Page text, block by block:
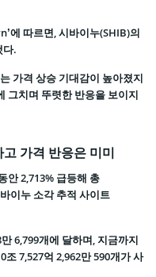
에 따르면, 시바이누(SHIB)의
다.
가격 상승 기대감이 높아졌지
그치며 뚜렷한 반응을 보이지
가격 반응은 미미
안 2,713% 급등해 총
이누 소각 추적 사이트
6,799개에 달하며, 지금까지
7,527억 2,962만 590개가 사